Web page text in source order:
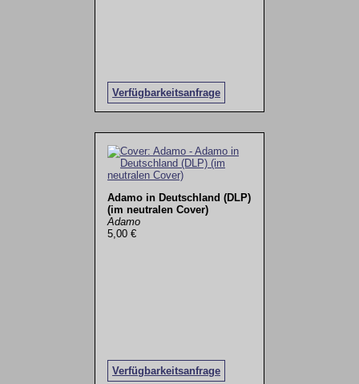
Verfügbarkeitsanfrage
Adamo in Deutschland (DLP)
(im neutralen Cover)
Adamo
5,00 €
Verfügbarkeitsanfrage